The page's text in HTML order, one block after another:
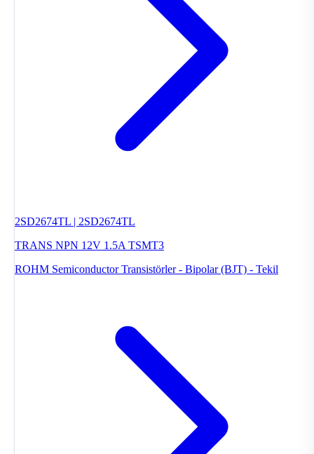
2SD2674TL | 2SD2674TL
TRANS NPN 12V 1.5A TSMT3
ROHM Semiconductor Transistörler - Bipolar (BJT) - Tekil